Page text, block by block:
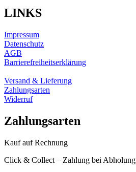
LINKS
Impressum
Datenschutz
AGB
Barrierefreiheitserklärung
Versand & Lieferung
Zahlungsarten
Widerruf
Zahlungsarten
Kauf auf Rechnung
Click & Collect – Zahlung bei Abholung